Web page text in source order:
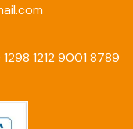
1212 9001 8789